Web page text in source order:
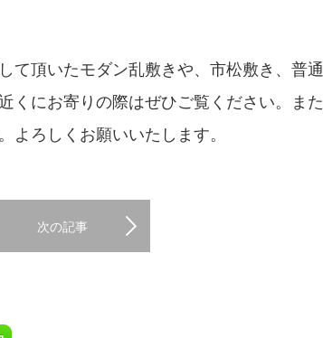
て頂いたモダン乱敷きや、市松敷き、普通
くにお寄りの際はぜひご覧ください。また
ろしくお願いいたします。
次の記事